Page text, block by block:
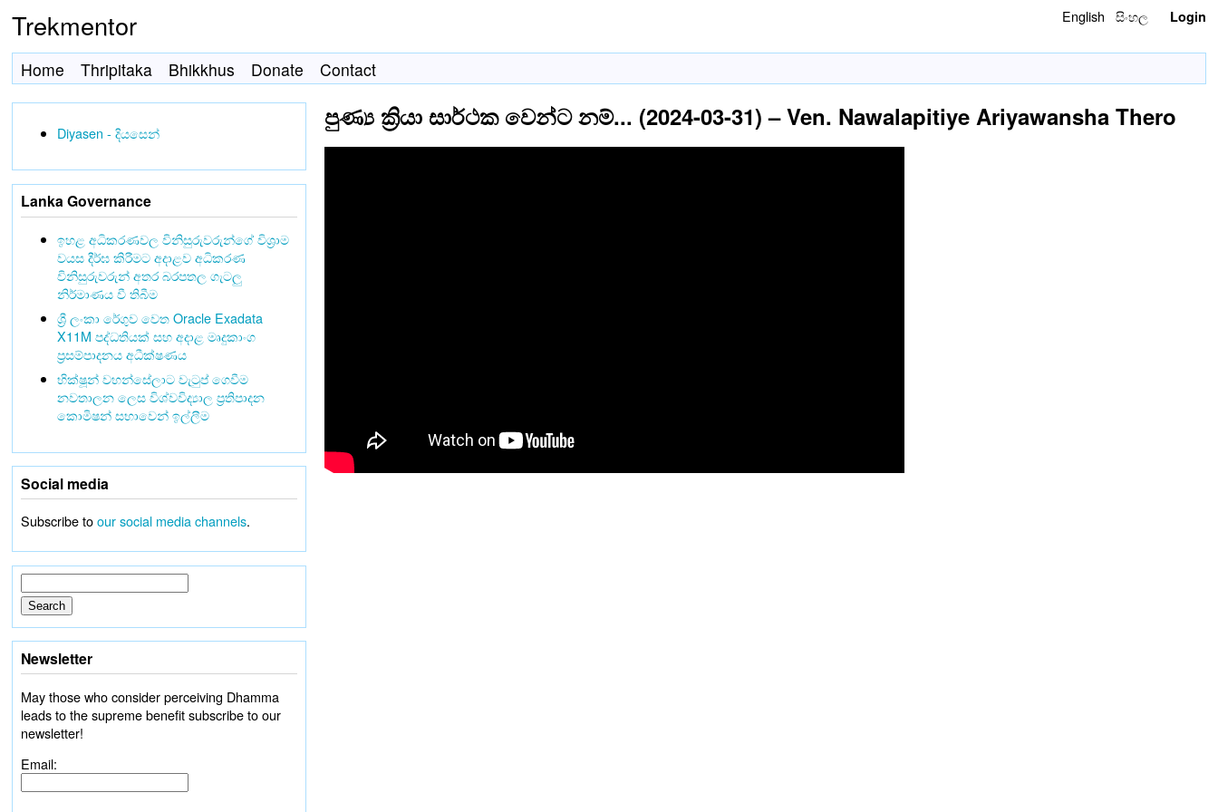
Trekmentor English සිංහල Login
Home Thripitaka Bhikkhus Donate Contact
පුණ්‍ය ක්‍රියා සාර්ථක වෙන්ට නම්... (2024-03-31) – Ven. Nawalapitiye Ariyawansha Thero
Diyasen - දියසෙන්
Lanka Governance
ඉහළ අධිකරණවල විනිසුරුවරුන්ගේ විශ්‍රාම
වයස දීර්ඝ කිරීමට අදාළව අධිකරණ
විනිසුරුවරුන් අතර බරපතල ගැටලු
නිර්මාණය වී තිබීම
ශ්‍රී ලංකා රේගුව වෙත Oracle Exadata
X11M පද්ධතියක් සහ අදාළ මෘදුකාංග
ප්‍රසම්පාදනය අධීක්ෂණය
භික්ෂූන් වහන්සේලාට වැටුප් ගෙවීම
නවතාලන ලෙස විශ්වවිද්‍යාල ප්‍රතිපාදන
කොමිෂන් සභාවෙන් ඉල්ලීම
Social media
Subscribe toour social media channels.
Newsletter
May those who consider perceiving Dhamma
leads to the supreme benefit subscribe to our
newsletter!
Email: